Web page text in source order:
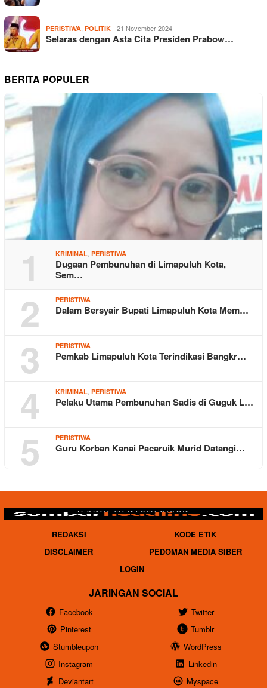
PERISTIWA POLITIK 21 November 2024
Selaras dengan Asta Cita Presiden Prabow…
BERITA POPULER
1 KRIMINAL PERISTIWA
Dugaan Pembunuhan di Limapuluh Kota,
Sem…
2 PERISTIWA
Dalam Bersyair Bupati Limapuluh Kota Mem…
3 PERISTIWA
Pemkab Limapuluh Kota Terindikasi Bangkr…
4 KRIMINAL PERISTIWA
Pelaku Utama Pembunuhan Sadis di Guguk L…
5 PERISTIWA
Guru Korban Kanai Pacaruik Murid Datangi…
REDAKSI
KODE ETIK
DISCLAIMER
PEDOMAN MEDIA SIBER
LOGIN
JARINGAN SOCIAL
Facebook
Twitter
Pinterest
Tumblr
Stumbleupon
WordPress
Instagram
Linkedin
Deviantart
Myspace